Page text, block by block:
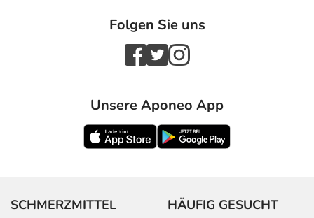
- Trockene Haut (Xerodermie)
- Hautrötung durch gesteigerte Durchblutung (Erythem)
- Gelenkschmerzen
- Verstärkter Harndrang
- Blasenschwäche mit ungewolltem Harnabgang
(Strahlensyndrom)
Folgen Sie uns
Unsere Aponeo App
SCHMERZMITTEL HÄUFIG GESUCHT